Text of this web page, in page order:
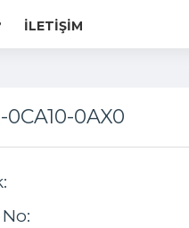
İLETİŞİM
0AX0